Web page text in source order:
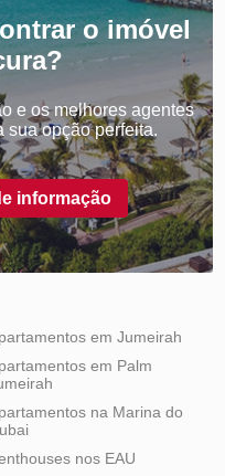
o imóvel
e os melhores agentes
sua opção perfeita.
informação
em Jumeirah
em Palm
na Marina do
nos EAU